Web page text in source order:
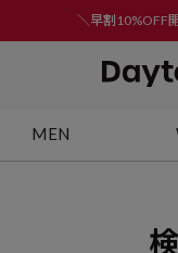
＼早割10%OFF
MEN